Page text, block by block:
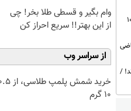
این معما را در 10
/
وام بگیر و قسطی طلا بخر! چی
از این بهتر!! سریع احراز کن
از سراسر وب
۱۰ گرم